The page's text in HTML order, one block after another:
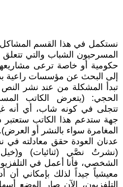
نستكمل في هذا القسم المشاكل
المسرحيون الشباب والتي
حكومية أو خاصة ترعى
إلى البحث عن مؤسسات راعية
تبدأ المشكلة من عند نشر
الحجي: (يتعرض الكاتب
تتجلى في كونه شاب، أي أنه
جهة ستدعم هذا الكاتب
المغامرة سواء بالنشر أو العرض).
عدنان العودة حقق معادلته
(نشرتُ نصَّي (ثنائيات)
الشخصي، فأنا أعمل في
معيشياً جيداً لذلك بإمكاني
التلفزيون، الآن صار الوضع